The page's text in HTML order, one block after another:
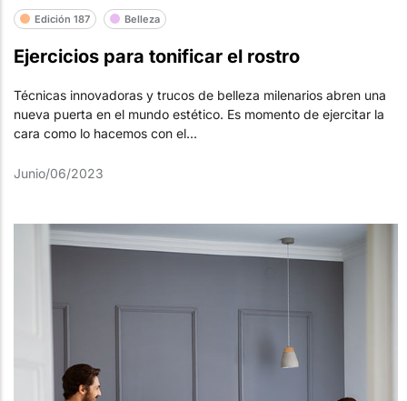
Edición 187 Belleza
Ejercicios para tonificar el rostro
Técnicas innovadoras y trucos de belleza milenarios abren una
nueva puerta en el mundo estético. Es momento de ejercitar la
cara como lo hacemos con el...
Junio/06/2023